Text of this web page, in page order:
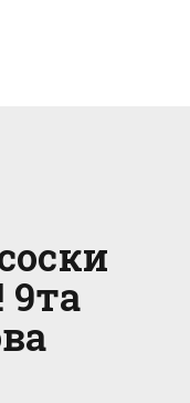
9та